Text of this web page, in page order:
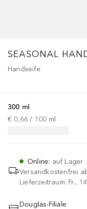
SEASONAL
Handseife
300 ml
€ 0,66 / 100 ml
Online: auf Lager
Versandkostenfrei
Lieferzeitraum: Fr.,
Douglas-Filiale